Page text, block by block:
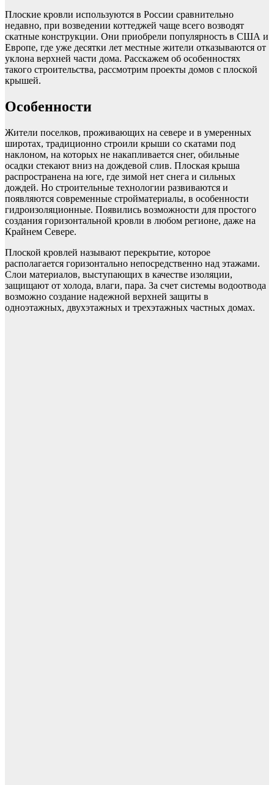
Плоские кровли используются в России сравнительно
недавно, при возведении коттеджей чаще всего возводят
скатные конструкции. Они приобрели популярность в США и
Европе, где уже десятки лет местные жители отказываются от
уклона верхней части дома. Расскажем об особенностях
такого строительства, рассмотрим проекты домов с плоской
крышей.
Особенности
Жители поселков, проживающих на севере и в умеренных
широтах, традиционно строили крыши со скатами под
наклоном, на которых не накапливается снег, обильные
осадки стекают вниз на дождевой слив. Плоская крыша
распространена на юге, где зимой нет снега и сильных
дождей. Но строительные технологии развиваются и
появляются современные стройматериалы, в особенности
гидроизоляционные. Появились возможности для простого
создания горизонтальной кровли в любом регионе, даже на
Крайнем Севере.
Плоской кровлей называют перекрытие, которое
располагается горизонтально непосредственно над этажами.
Слои материалов, выступающих в качестве изоляции,
защищают от холода, влаги, пара. За счет системы водоотвода
возможно создание надежной верхней защиты в
одноэтажных, двухэтажных и трехэтажных частных домах.